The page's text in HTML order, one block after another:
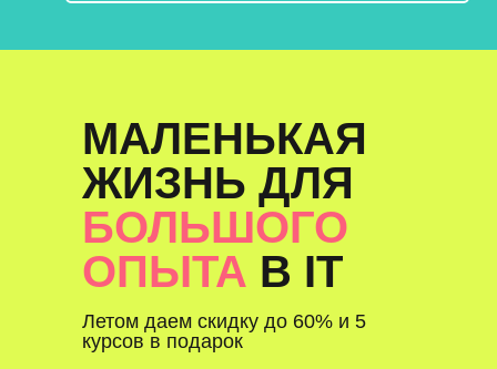
Летом даем скидку до 60% и 5
курсов в подарок
МАЛЕНЬКАЯ
ЖИЗНЬ ДЛЯ
БОЛЬШОГО
ОПЫТА В IT